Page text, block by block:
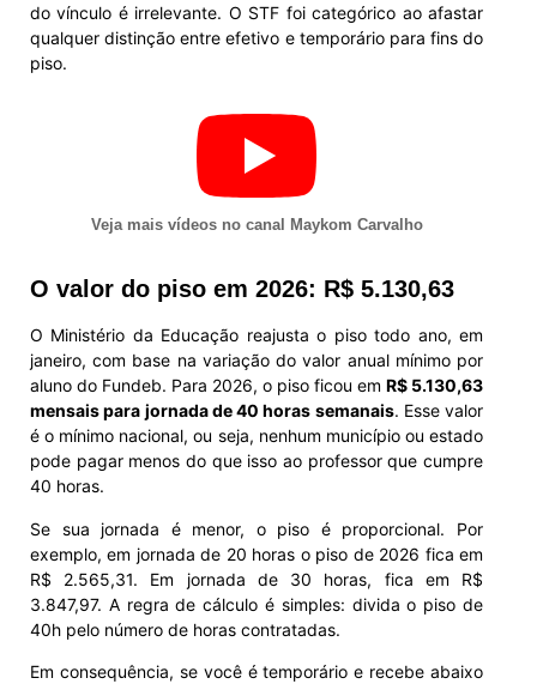
do vínculo é irrelevante. O STF foi categórico ao afastar
qualquer distinção entre efetivo e temporário para fins do
piso.
Veja mais vídeos no canal Maykom Carvalho
O valor do piso em 2026: R$ 5.130,63
O Ministério da Educação reajusta o piso todo ano, em
janeiro, com base na variação do valor anual mínimo por
aluno do Fundeb. Para 2026, o piso ficou em R$ 5.130,63
mensais para jornada de 40 horas semanais. Esse valor
é o mínimo nacional, ou seja, nenhum município ou estado
pode pagar menos do que isso ao professor que cumpre
40 horas.
Se sua jornada é menor, o piso é proporcional. Por
exemplo, em jornada de 20 horas o piso de 2026 fica em
R$ 2.565,31. Em jornada de 30 horas, fica em R$
3.847,97. A regra de cálculo é simples: divida o piso de
40h pelo número de horas contratadas.
Em consequência, se você é temporário e recebe abaixo